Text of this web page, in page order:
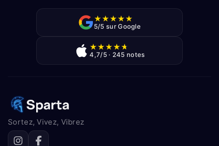
★★★★★
5/5 sur Google
★★★★★
4,7/5 · 245 notes
Sortez, Vivez, Vibrez